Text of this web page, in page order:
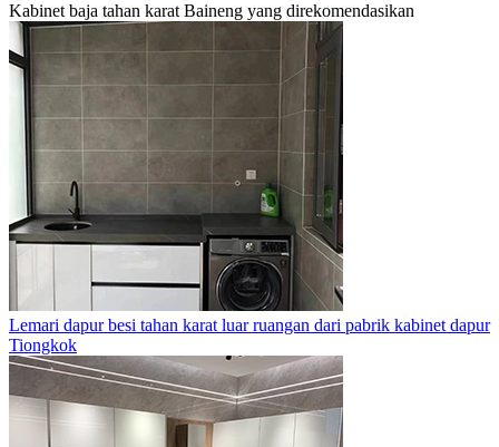
Kabinet baja tahan karat Baineng yang direkomendasikan
Lemari dapur besi tahan karat luar ruangan dari pabrik kabinet dapur
Tiongkok